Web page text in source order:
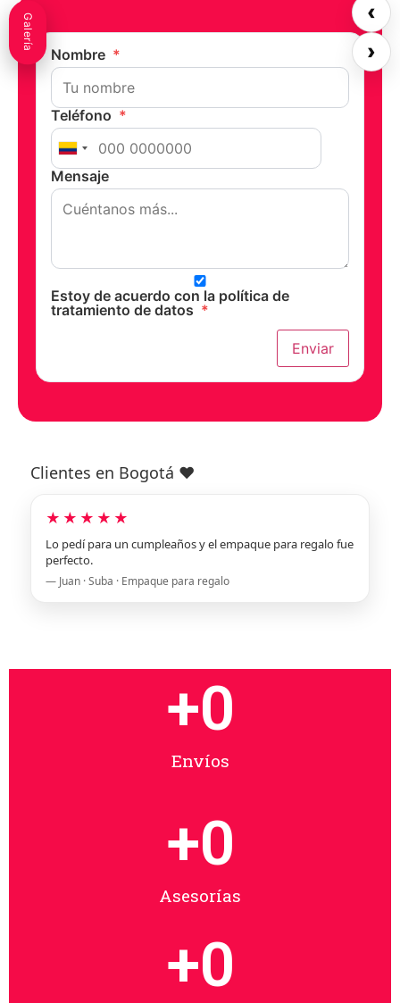
Nombre *
Teléfono *
Mensaje
Estoy de acuerdo con la política de
tratamiento de datos *
Enviar
Clientes en Bogotá ❤️
★★★★★
Lo pedí para un cumpleaños y el empaque para regalo fue
perfecto.
— Juan · Suba · Empaque para regalo
Envíos
+0
Asesorías
+0
+0
‹
›
Galería